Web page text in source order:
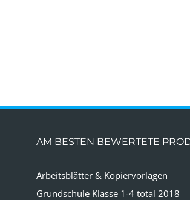
AM BESTEN BEWERTETE
Arbeitsblätter & Kopiervorlagen
Grundschule Klasse 1-4 total 2018